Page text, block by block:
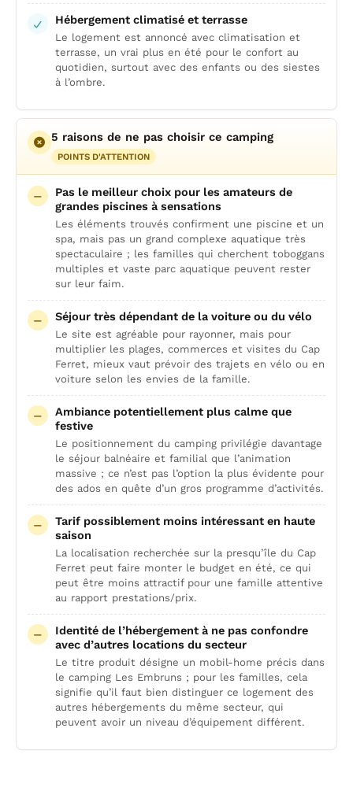
Hébergement climatisé et terrasse
Le logement est annoncé avec climatisation et
terrasse, un vrai plus en été pour le confort au
quotidien, surtout avec des enfants ou des siestes
à l’ombre.
5 raisons de ne pas choisir ce camping
POINTS D'ATTENTION
Pas le meilleur choix pour les amateurs de
grandes piscines à sensations
Les éléments trouvés confirment une piscine et un
spa, mais pas un grand complexe aquatique très
spectaculaire ; les familles qui cherchent toboggans
multiples et vaste parc aquatique peuvent rester
sur leur faim.
Séjour très dépendant de la voiture ou du vélo
Le site est agréable pour rayonner, mais pour
multiplier les plages, commerces et visites du Cap
Ferret, mieux vaut prévoir des trajets en vélo ou en
voiture selon les envies de la famille.
Ambiance potentiellement plus calme que
festive
Le positionnement du camping privilégie davantage
le séjour balnéaire et familial que l’animation
massive ; ce n’est pas l’option la plus évidente pour
des ados en quête d’un gros programme d’activités.
Tarif possiblement moins intéressant en haute
saison
La localisation recherchée sur la presqu’île du Cap
Ferret peut faire monter le budget en été, ce qui
peut être moins attractif pour une famille attentive
au rapport prestations/prix.
Identité de l’hébergement à ne pas confondre
avec d’autres locations du secteur
Le titre produit désigne un mobil-home précis dans
le camping Les Embruns ; pour les familles, cela
signifie qu’il faut bien distinguer ce logement des
autres hébergements du même secteur, qui
peuvent avoir un niveau d’équipement différent.